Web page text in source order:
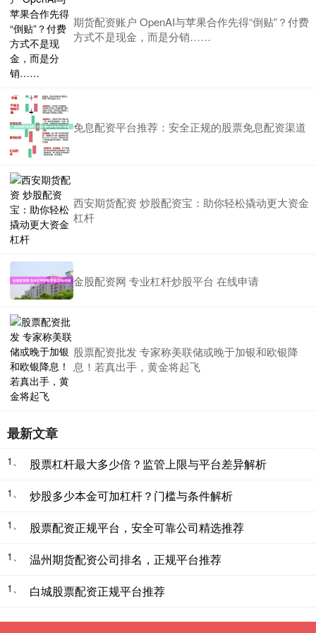
期货配资账户 OpenAI与苹果合作先得“倒贴”？付费
方式不是现金，而是分销……
免息配资平台推荐：安全正规的股票免息配资渠道
西安期货配资 炒股配资宝：助你轻松撬动更大资金
杠杆
金股配资网 专业杠杆炒股平台 在线申请
股票配资批发 专家称美联储或晚于加银和欧银降
息！若真出手，黄金将起飞
最新文章
1、 股票杠杆最大多少倍？监管上限与平台差异解析
1、 炒股多少本金可加杠杆？门槛与条件解析
1、 股票配资正规平台，安全可靠公司精选推荐
1、 温州期货配资公司排名，正规平台推荐
1、 白城股票配资正规平台推荐